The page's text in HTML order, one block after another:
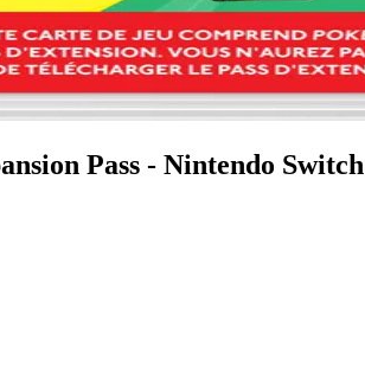
Pass - Nintendo Switch